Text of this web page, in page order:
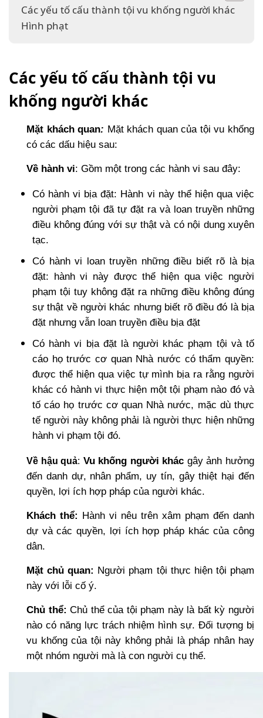
Các yếu tố cấu thành tội vu khống người khác
Hình phạt
Các yếu tố cấu thành tội vu
khống người khác
Mặt khách quan: Mặt khách quan của tội vu khống
có các dấu hiệu sau:
Về hành vi: Gồm một trong các hành vi sau đây:
Có hành vi bịa đặt: Hành vi này thể hiện qua việc
người phạm tội đã tự đặt ra và loan truyền những
điều không đúng với sự thật và có nội dung xuyên
tạc.
Có hành vi loan truyền những điều biết rõ là bịa
đặt: hành vi này được thể hiện qua việc người
phạm tội tuy không đặt ra những điều không đúng
sự thật về người khác nhưng biết rõ điều đó là bịa
đặt nhưng vẫn loan truyền điều bịa đặt
Có hành vi bịa đặt là người khác phạm tội và tố
cáo họ trước cơ quan Nhà nước có thẩm quyền:
được thể hiện qua việc tự mình bịa ra rằng người
khác có hành vi thực hiện một tội phạm nào đó và
tố cáo họ trước cơ quan Nhà nước, mặc dù thực
tế người này không phải là người thực hiện những
hành vi phạm tội đó.
Về hậu quả: Vu khống người khác gây ảnh hưởng
đến danh dự, nhân phẩm, uy tín, gây thiệt hại đến
quyền, lợi ích hợp pháp của người khác.
Khách thể: Hành vi nêu trên xâm phạm đến danh
dự và các quyền, lợi ích hợp pháp khác của công
dân.
Mặt chủ quan: Người phạm tội thực hiện tội phạm
này với lỗi cố ý.
Chủ thể: Chủ thể của tội phạm này là bất kỳ người
nào có năng lực trách nhiệm hình sự. Đối tượng bị
vu khống của tội này không phải là pháp nhân hay
một nhóm người mà là con người cụ thể.